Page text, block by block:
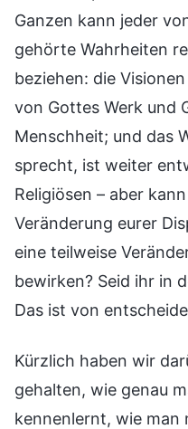
Ganzen kann jeder
gehörte Wahrheiten
beziehen: die
von Gottes Werk und
Menschheit; und das
sprecht, ist weiter
Religiösen – aber
Veränderung eurer
eine teilweise
bewirken? Seid ihr in
Das ist von
Kürzlich haben wir
gehalten, wie genau
kennenlernt, wie man